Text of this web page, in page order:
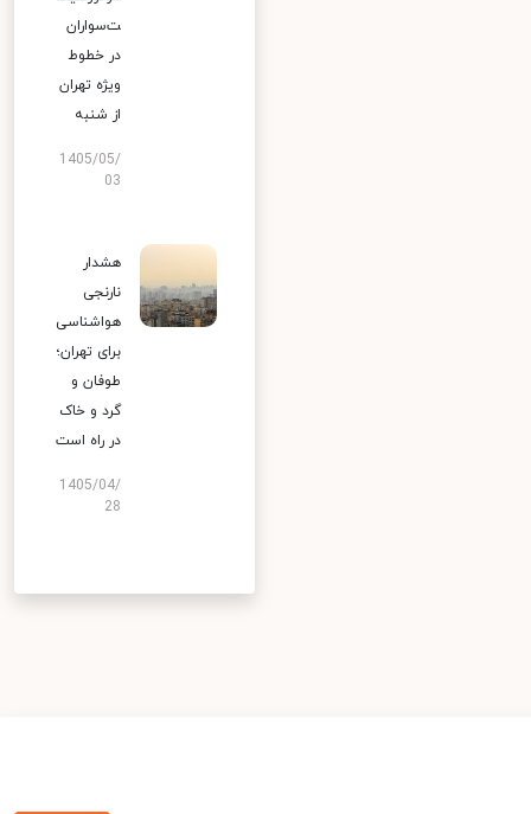
ت‌سواران
در خطوط
ویژه تهران
از شنبه
1405/05/
03
هشدار
نارنجی
هواشناسی
برای تهران؛
طوفان و
گرد و خاک
در راه است
1405/04/
28